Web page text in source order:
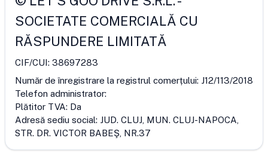
SOCIETATE COMERCIALĂ CU
RĂSPUNDERE LIMITATĂ
CIF/CUI: 38697283
Număr de înregistrare la registrul comerțului: J12/113/2018
Telefon administrator:
Plătitor TVA: Da
Adresă sediu social: JUD. CLUJ, MUN. CLUJ-NAPOCA,
STR. DR. VICTOR BABEŞ, NR.37